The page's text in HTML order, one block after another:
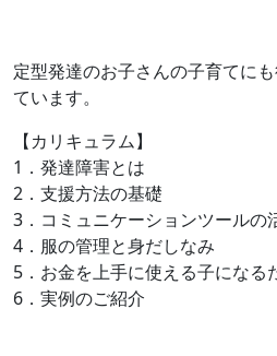
定型発達のお子さんの子育てに
ています。
【カリキュラム】
1．発達障害とは
2．支援方法の基礎
3．コミュニケーションツールの
4．服の管理と身だしなみ
5．お金を上手に使える子になる
6．実例のご紹介